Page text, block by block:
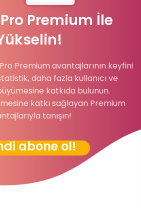
Premium İle
Premium avantajlarının keyfini
daha fazla kullanıcı ve
katkıda bulunun.
katkı sağlayan Premium
tanışın!
abone ol!